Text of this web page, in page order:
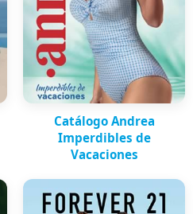
Catálogo Andrea
Imperdibles de
Vacaciones